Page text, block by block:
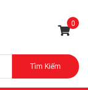
0
Tìm Kiếm